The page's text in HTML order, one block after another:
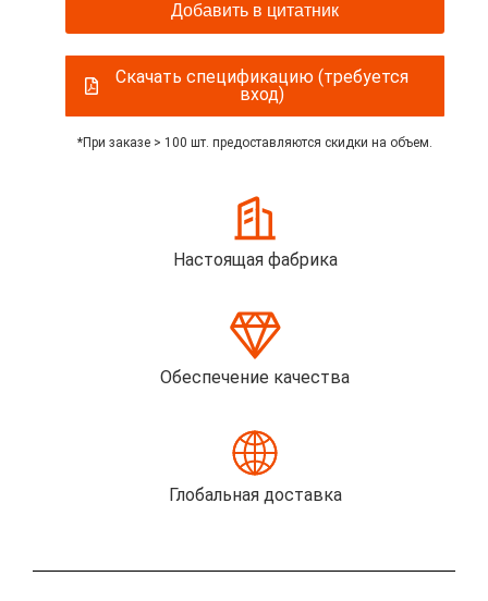
Добавить в цитатник
Скачать спецификацию (требуется
вход)
*При заказе > 100 шт. предоставляются скидки на объем.
Настоящая фабрика
Обеспечение качества
Глобальная доставка